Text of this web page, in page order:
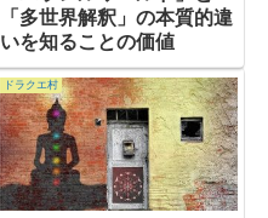
「多世界解釈」の本質的違
いを知ることの価値
ドラクエ村